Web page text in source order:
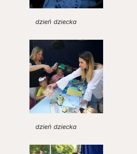
dzień dziecka
dzień dziecka